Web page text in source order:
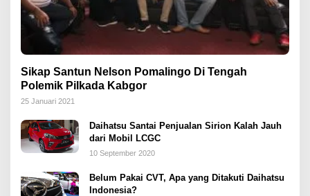
Sikap Santun Nelson Pomalingo Di Tengah
Polemik Pilkada Kabgor
25 Januari 2021
Daihatsu Santai Penjualan Sirion Kalah Jauh
dari Mobil LCGC
10 September 2020
Belum Pakai CVT, Apa yang Ditakuti Daihatsu
Indonesia?